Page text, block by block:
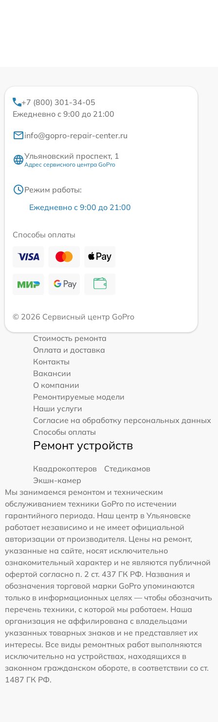
+7 (800) 301-34-05
Ежедневно с 9:00 до 21:00
info@gopro-repair-center.ru
Ульяновский проспект, 1
Адрес сервисного центра GoPro
Режим работы:
Ежедневно с 9:00 до 21:00
Способы оплаты
© 2026 Сервисный центр GoPro
Стоимость ремонта
Оплата и доставка
Контакты
Вакансии
О компании
Ремонтируемые модели
Наши услуги
Согласие на обработку персональных данных
Способы оплаты
Ремонт устройств
Квадрокоптеров
Стедикамов
Экшн-камер
Мы занимаемся ремонтом и техническим
обслуживанием техники GoPro по истечении
гарантийного периода. Наш центр в Ульяновске
работает независимо и не имеет официальной
авторизации от производителя. Цены на ремонт,
указанные на сайте, носят исключительно
ознакомительный характер и не являются публичной
офертой согласно п. 2 ст. 437 ГК РФ. Названия и
обозначения торговой марки GoPro упоминаются
только в информационных целях — чтобы обозначить
перечень техники, с которой мы работаем. Наша
организация не аффилирована с владельцами
указанных товарных знаков и не представляет их
интересы. Все виды ремонтных работ выполняются
исключительно на устройствах, находящихся в
законном гражданском обороте, в соответствии со ст.
1487 ГК РФ.